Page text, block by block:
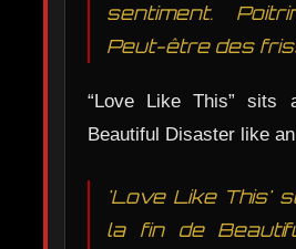
sentiment.
Peut-être des
“Love Like This” sits
Beautiful Disaster like
'Love Like This'
la fin de